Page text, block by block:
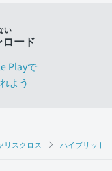
リスクロス ハイブリッドZ
い
ード